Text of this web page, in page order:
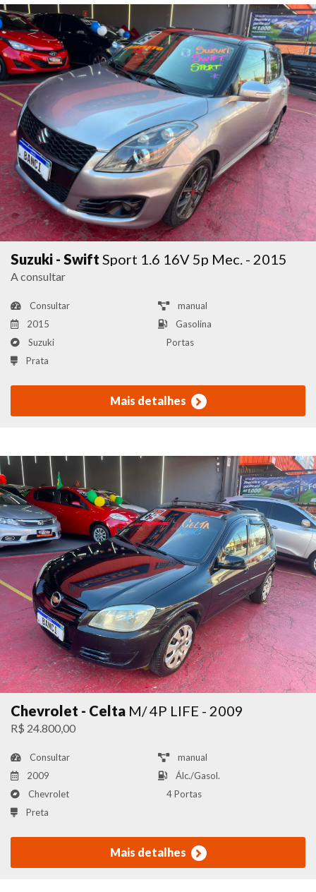
Suzuki - Swift Sport 1.6 16V 5p Mec. - 2015
A consultar
Consultar
manual
2015
Gasolina
Suzuki
Portas
Prata
Mais detalhes
Chevrolet - Celta M/ 4P LIFE - 2009
R$ 24.800,00
Consultar
manual
2009
Álc./Gasol.
Chevrolet
4 Portas
Preta
Mais detalhes